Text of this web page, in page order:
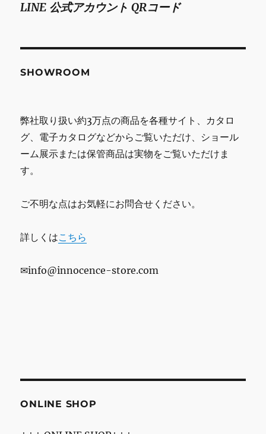
LINE 公式アカウント QRコード
SHOWROOM
弊社取り扱い約3万点の商品を各種サイト、カタロ
グ、電子カタログなどからご覧いただけ、ショール
ーム展示または保管商品は実物をご覧いただけま
す。
ご不明な点はお気軽にお問合せください。
詳しくはこちら
✉info@innocence-store.com
ONLINE SHOP